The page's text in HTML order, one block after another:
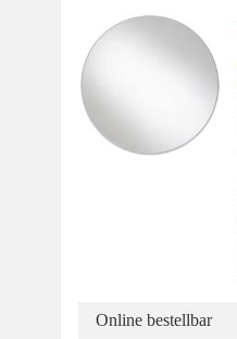
Online bestellbar